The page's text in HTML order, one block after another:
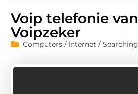
Voip telefonie van
Voipzeker
Computers / Internet / Searching